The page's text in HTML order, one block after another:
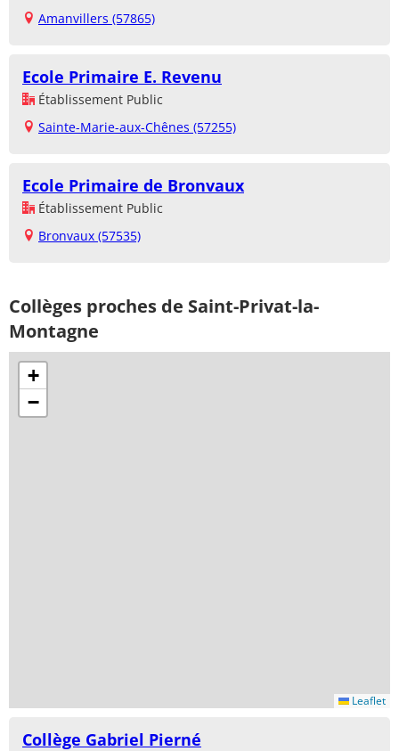
Amanvillers (57865)
Ecole Primaire E. Revenu
Établissement Public
Sainte-Marie-aux-Chênes (57255)
Ecole Primaire de Bronvaux
Établissement Public
Bronvaux (57535)
Collèges proches de Saint-Privat-la-
Montagne
+
−
Leaflet
Collège Gabriel Pierné